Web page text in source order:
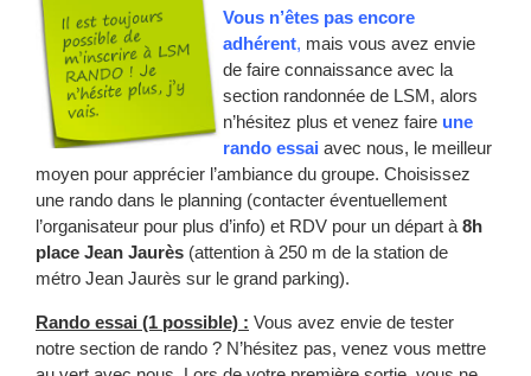
Vous n’êtes pas encore
adhérent, mais vous avez envie
de faire connaissance avec la
section randonnée de LSM, alors
n’hésitez plus et venez faire une
rando essai avec nous, le meilleur
moyen pour apprécier l’ambiance du groupe. Choisissez
une rando dans le planning (contacter éventuellement
l’organisateur pour plus d’info) et RDV pour un départ à 8h
place Jean Jaurès (attention à 250 m de la station de
métro Jean Jaurès sur le grand parking).
Rando essai (1 possible) : Vous avez envie de tester
notre section de rando ? N’hésitez pas, venez vous mettre